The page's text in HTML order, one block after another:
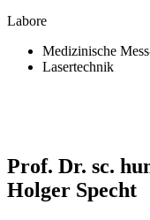
Labore
Medizinische
Lasertechnik
Prof. Dr. sc.
Holger Specht